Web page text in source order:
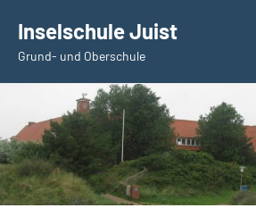
Inhalt
springen
Inselschule Juist
Grund- und Oberschule